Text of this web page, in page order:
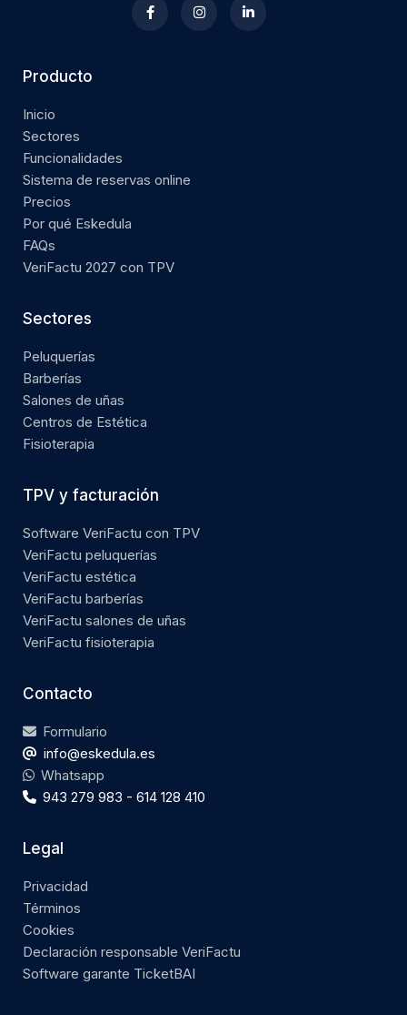
Producto
Inicio
Sectores
Funcionalidades
Sistema de reservas online
Precios
Por qué Eskedula
FAQs
VeriFactu 2027 con TPV
Sectores
Peluquerías
Barberías
Salones de uñas
Centros de Estética
Fisioterapia
TPV y facturación
Software VeriFactu con TPV
VeriFactu peluquerías
VeriFactu estética
VeriFactu barberías
VeriFactu salones de uñas
VeriFactu fisioterapia
Contacto
Formulario
info@eskedula.es
Whatsapp
943 279 983 - 614 128 410
Legal
Privacidad
Términos
Cookies
Declaración responsable VeriFactu
Software garante TicketBAI